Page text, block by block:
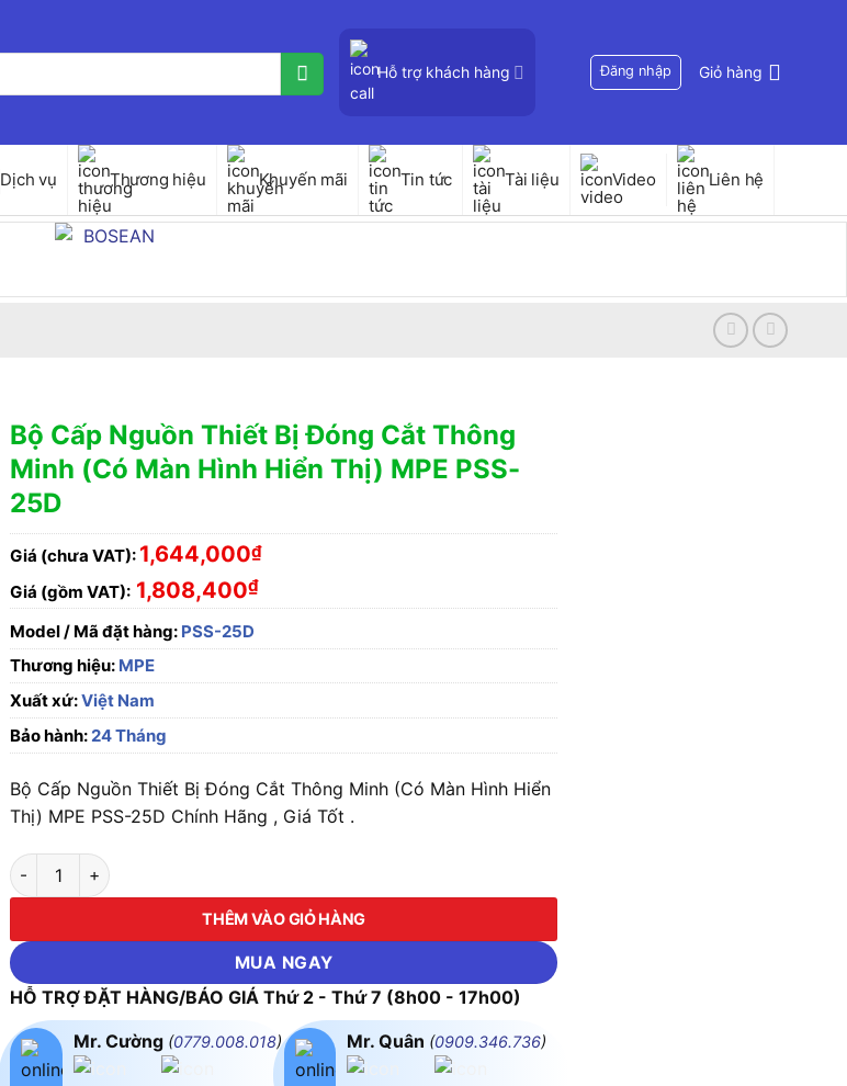
Hỗ trợ khách hàng Đăng nhập Giỏ hàng
Dịch vụ Thương hiệu Khuyến mãi Tin tức Tài liệu Video Liên hệ
Bộ Cấp Nguồn Thiết Bị Đóng Cắt Thông
Minh (Có Màn Hình Hiển Thị) MPE PSS-
25D
Giá (chưa VAT): 1,644,000₫
Giá (gồm VAT): 1,808,400₫
Model / Mã đặt hàng: PSS-25D
Thương hiệu: MPE
Xuất xứ:Việt Nam
Bảo hành:24 Tháng
Bộ Cấp Nguồn Thiết Bị Đóng Cắt Thông Minh (Có Màn Hình Hiển
Thị) MPE PSS-25D Chính Hãng , Giá Tốt .
Bộ Cấp Nguồn Thiết Bị Đóng Cắt Thông Minh (Có Màn Hình Hiển Thị) MPE PSS-25D số lượng
THÊM VÀO GIỎ HÀNG
MUA NGAY
HỖ TRỢ ĐẶT HÀNG/BÁO GIÁ Thứ 2 - Thứ 7 (8h00 - 17h00)
Mr. Cường (0779.008.018) Mr. Quân (0909.346.736)